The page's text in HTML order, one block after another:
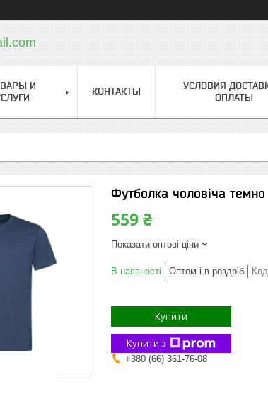
И
КОНТАКТЫ
УСЛОВИЯ
ОПЛАТЫ
Футболка чоловіча
559 ₴
Показати оптові ціни
В наявності Оптом і в роздріб
Купити
Купити з
+380 (66) 361-76-08